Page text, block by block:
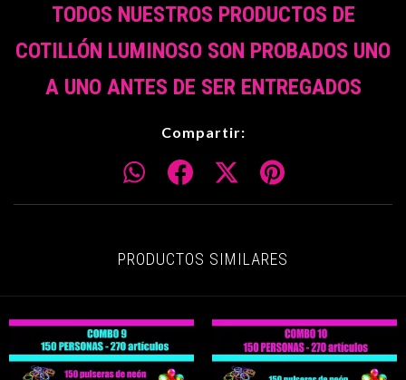
TODOS NUESTROS PRODUCTOS DE
COTILLÓN LUMINOSO SON PROBADOS UNO
A UNO ANTES DE SER ENTREGADOS
Compartir:
PRODUCTOS SIMILARES